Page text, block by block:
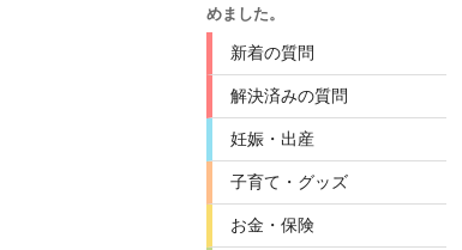
めました。
新着の質問
解決済みの質問
妊娠・出産
子育て・グッズ
お金・保険